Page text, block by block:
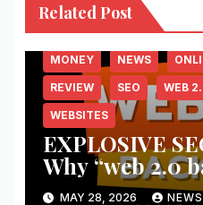
Related Post
BACKLINKS BUY
MONEY NEWS
REVIEW SEO WEB
WEBSITES
EXPLOSIVE
Why “web 2.0
Shake Up
MAY 28, 2026